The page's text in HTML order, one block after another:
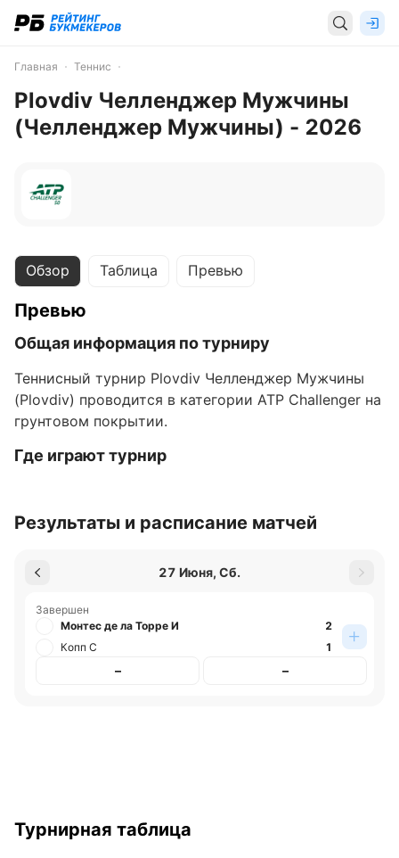
Главная Теннис
Plovdiv Челленджер Мужчины
(Челленджер Мужчины) - 2026
Обзор Таблица Превью
Превью
Общая информация по турниру
Теннисный турнир Plovdiv Челленджер Мужчины
(Plovdiv) проводится в категории ATP Challenger на
грунтовом покрытии.
Где играют турнир
Обновлено:
Автор
Результаты и расписание матчей
27 Июня, Сб.
Завершен
Монтес де ла Торре И
2
Копп С
1
– –
Турнирная таблица